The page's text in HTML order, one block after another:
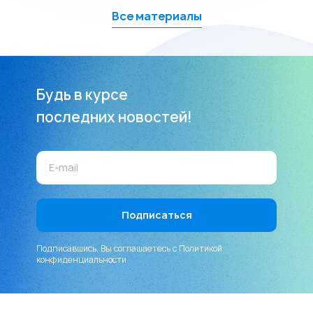
Все материалы
Будь в курсе
последних новостей!
Подписавшись, Вы соглашаетесь с Политикой
конфиденциальности